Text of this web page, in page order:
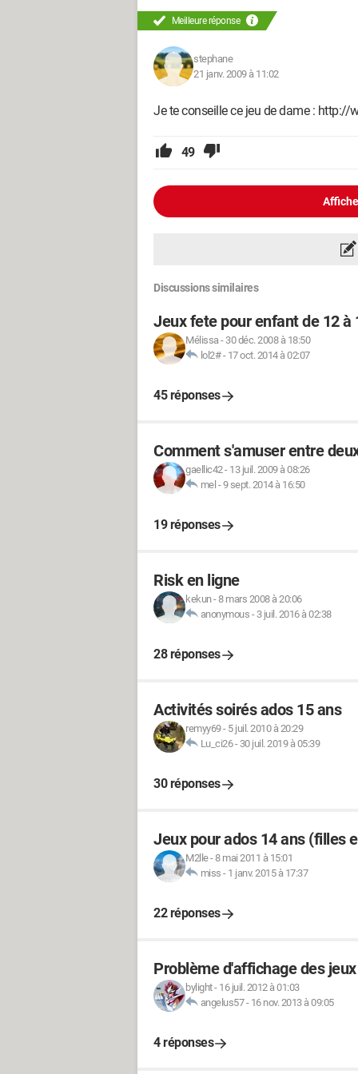
Meilleure réponse
stephane
21 janv. 2009 à 11:02
Je te conseille ce jeu de dame :
49
Discussions similaires
Jeux fete pour enfant de 12 à
Mélissa- 30 déc. 2008 à 18:50
lol2#- 17 oct. 2014 à 02:07
45 réponses
Comment s'amuser entre
gaellic42- 13 juil. 2009 à 08:26
mel -9 sept. 2014 à 16:50
19 réponses
Risk en ligne
kekun-8 mars 2008 à 20:06
anonymous - 3 juil. 2016 à 02:38
28 réponses
Activités soirés ados 15 ans
remyy69- 5 juil. 2010 à 20:29
Lu_ci26- 30 juil. 2019 à 05:39
30 réponses
Jeux pour ados 14 ans (filles
M2lle-8 mai 2011 à 15:01
miss - 1 janv. 2015 à 17:37
22 réponses
Problème d'affichage des
bylight- 16 juil. 2012 à 01:03
angelus57- 16 nov. 2013 à 09:05
4 réponses